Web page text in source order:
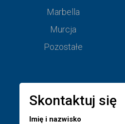
Marbella
Murcja
Pozostałe
Skontaktuj się
Imię i nazwisko